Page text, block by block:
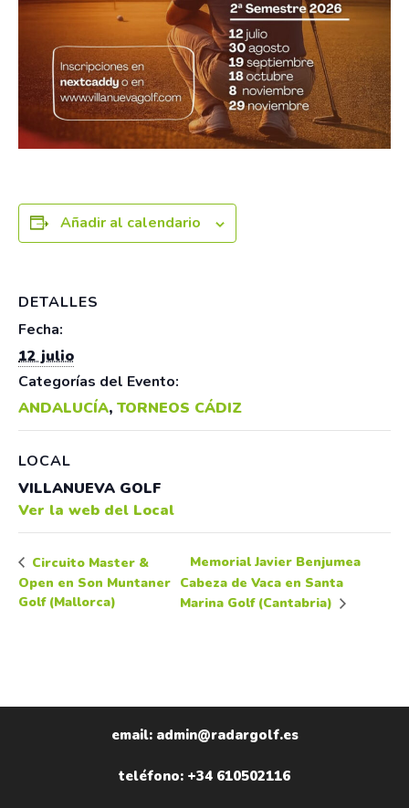
Añadir al calendario
DETALLES
Fecha:
12 julio
Categorías del Evento:
ANDALUCÍA, TORNEOS CÁDIZ
LOCAL
VILLANUEVA GOLF
Ver la web del Local
Circuito Master &
Open en Son Muntaner
Golf (Mallorca)
Memorial Javier Benjumea
Cabeza de Vaca en Santa
Marina Golf (Cantabria)
email: admin@radargolf.es
teléfono: +34 610502116